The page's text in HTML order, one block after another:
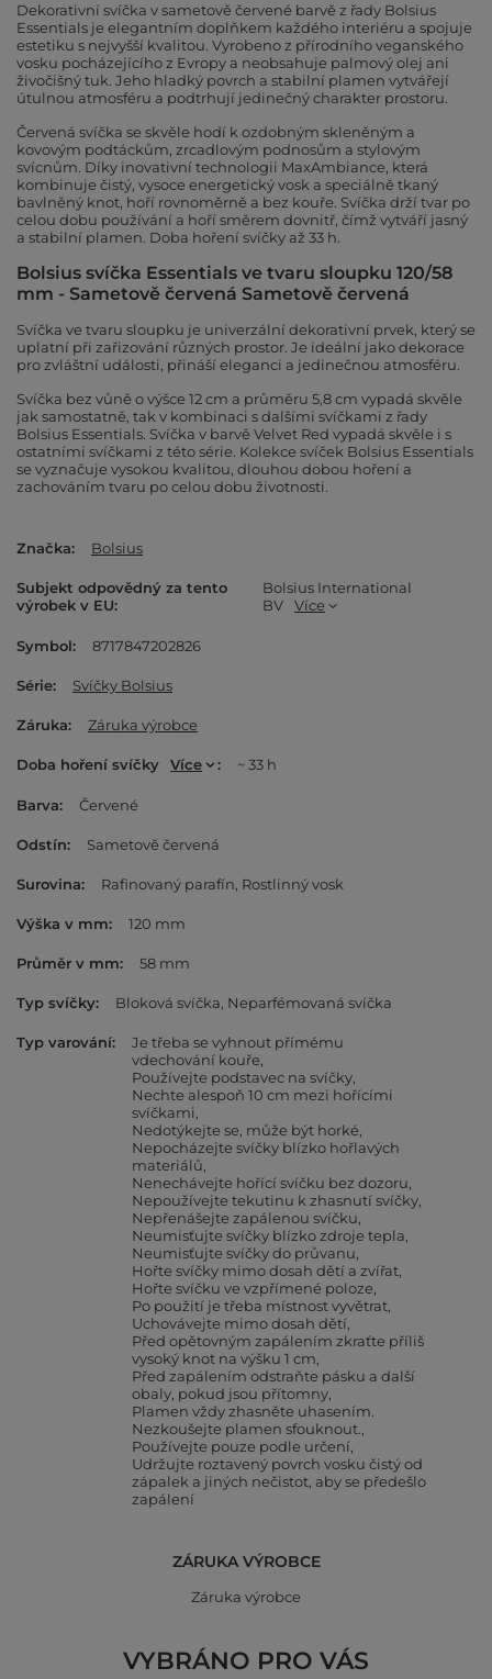
Dekorativní svíčka v sametově červené barvě z řady Bolsius
Essentials je elegantním doplňkem každého interiéru a spojuje
estetiku s nejvyšší kvalitou. Vyrobeno z přírodního veganského
vosku pocházejícího z Evropy a neobsahuje palmový olej ani
živočišný tuk. Jeho hladký povrch a stabilní plamen vytvářejí
útulnou atmosféru a podtrhují jedinečný charakter prostoru.
Červená svíčka se skvěle hodí k ozdobným skleněným a
kovovým podtáckům, zrcadlovým podnosům a stylovým
svícnům. Díky inovativní technologii MaxAmbiance, která
kombinuje čistý, vysoce energetický vosk a speciálně tkaný
bavlněný knot, hoří rovnoměrně a bez kouře. Svíčka drží tvar po
celou dobu používání a hoří směrem dovnitř, čímž vytváří jasný
a stabilní plamen. Doba hoření svíčky až 33 h.
Bolsius svíčka Essentials ve tvaru sloupku 120/58
mm - Sametově červená Sametově červená
Svíčka ve tvaru sloupku je univerzální dekorativní prvek, který se
uplatní při zařizování různých prostor. Je ideální jako dekorace
pro zvláštní události, přináší eleganci a jedinečnou atmosféru.
Svíčka bez vůně o výšce 12 cm a průměru 5,8 cm vypadá skvěle
jak samostatně, tak v kombinaci s dalšími svíčkami z řady
Bolsius Essentials. Svíčka v barvě Velvet Red vypadá skvěle i s
ostatními svíčkami z této série. Kolekce svíček Bolsius Essentials
se vyznačuje vysokou kvalitou, dlouhou dobou hoření a
zachováním tvaru po celou dobu životnosti.
Značka Bolsius
Subjekt odpovědný za tento
výrobek v EU
Bolsius International
BV
Více
Symbol 8717847202826
Série Svíčky Bolsius
Záruka Záruka výrobce
Doba hoření svíčky Více ~ 33 h
Barva Červené
Odstín Sametově červená
Surovina Rafinovaný parafín Rostlinný vosk
Výška v mm 120 mm
Průměr v mm 58 mm
Typ svíčky Bloková svíčka Neparfémovaná svíčka
Typ varování
Je třeba se vyhnout přímému
vdechování kouře
Používejte podstavec na svíčky
Nechte alespoň 10 cm mezi hořícími
svíčkami
Nedotýkejte se, může být horké
Nepocházejte svíčky blízko hořlavých
materiálů
Nenechávejte hořící svíčku bez dozoru
Nepoužívejte tekutinu k zhasnutí svíčky
Nepřenášejte zapálenou svíčku
Neumisťujte svíčky blízko zdroje tepla
Neumisťujte svíčky do průvanu
Hořte svíčky mimo dosah dětí a zvířat
Hořte svíčku ve vzpřímené poloze
Po použití je třeba místnost vyvětrat
Uchovávejte mimo dosah dětí
Před opětovným zapálením zkraťte příliš
vysoký knot na výšku 1 cm
Před zapálením odstraňte pásku a další
obaly, pokud jsou přítomny
Plamen vždy zhasněte uhasením.
Nezkoušejte plamen sfouknout.
Používejte pouze podle určení
Udržujte roztavený povrch vosku čistý od
zápalek a jiných nečistot, aby se předešlo
zapálení
ZÁRUKA VÝROBCE
Záruka výrobce
VYBRÁNO PRO VÁS